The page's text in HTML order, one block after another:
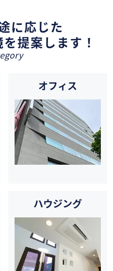
に応じた
提案します！
オフィス
ハウジング